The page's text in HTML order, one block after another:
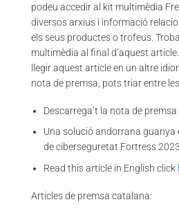
podeu accedir al kit multimèdia
diversos arxius i informació
els seus productes o trofeus.
multimèdia al final d’aquest
llegir aquest article en un altre
nota de premsa, pots triar entre
Descarrega’t la nota de
Una solució andorrana guanya
de ciberseguretat Fortress 2023
Read this article in English click
Articles de premsa catalana: